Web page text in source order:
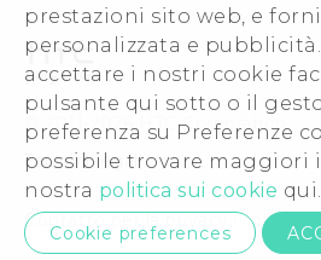
prestazioni sito web, e
personalizzata e
accettare i nostri cookie
pulsante qui sotto o il
preferenza su Preferenze
possibile trovare maggiori
nostra politica sui cookie qui.
Cookie preferences
Uffici Commerciali
Investitori (Inglese)
Cookie Preferences
Lavora con noi
Security and Privacy
© 2011-2026 HTC Corporation
Termini legali
Contatto per la privacy: Global-